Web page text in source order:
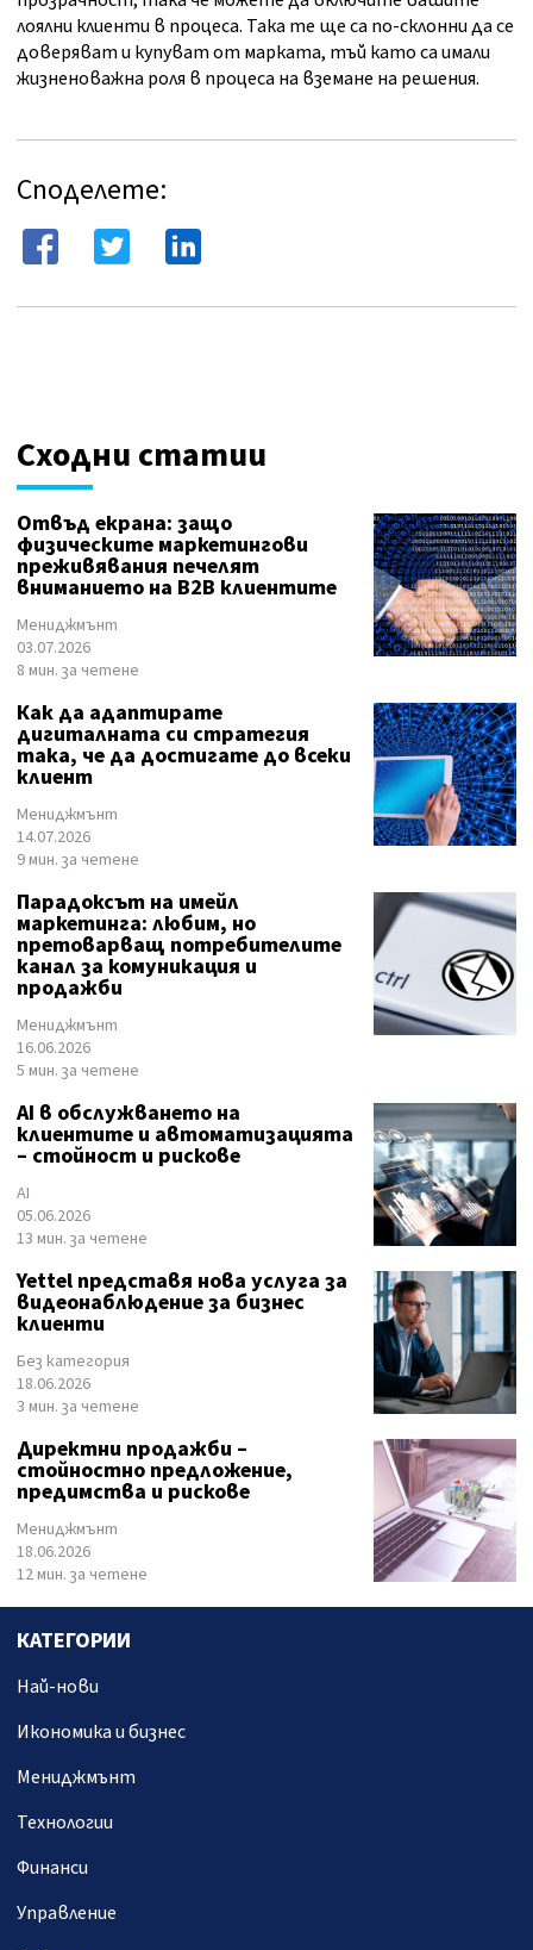
лоялни клиенти в процеса. Така те ще са по-склонни да се
доверяват и купуват от марката, тъй като са имали
жизненоважна роля в процеса на вземане на решения.
Споделете:
Сходни статии
Отвъд екрана: защо
физическите маркетингови
преживявания печелят
вниманието на B2B клиентите
Мениджмънт
03.07.2026
8 мин. за четене
Как да адаптирате
дигиталната си стратегия
така, че да достигате до всеки
клиент
Мениджмънт
14.07.2026
9 мин. за четене
Парадоксът на имейл
маркетинга: любим, но
претоварващ потребителите
канал за комуникация и
продажби
Мениджмънт
16.06.2026
5 мин. за четене
AI в обслужването на
клиентите и автоматизацията
– стойност и рискове
AI
05.06.2026
13 мин. за четене
Yettel представя нова услуга за
видеонаблюдение за бизнес
клиенти
Без категория
18.06.2026
3 мин. за четене
Директни продажби –
стойностно предложение,
предимства и рискове
Мениджмънт
18.06.2026
12 мин. за четене
КАТЕГОРИИ
Най-нови
Икономика и бизнес
Мениджмънт
Технологии
Финанси
Управление